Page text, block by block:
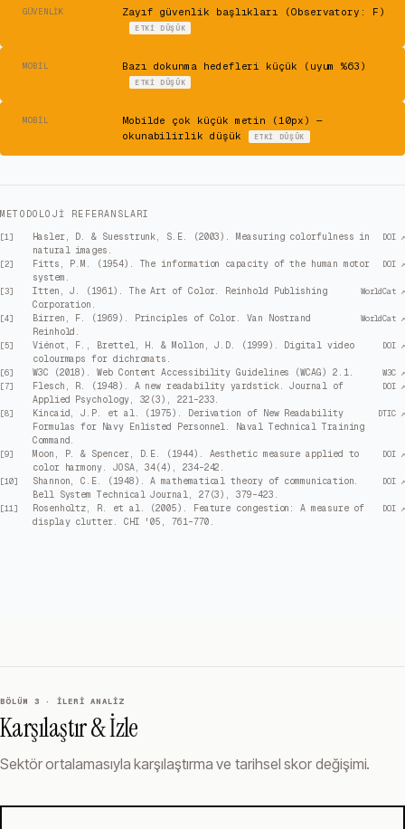
GÜVENLIK Zayıf güvenlik başlıkları (Observatory: F)
ETKI DÜŞÜK
MOBIL Bazı dokunma hedefleri küçük (uyum %63)
ETKI DÜŞÜK
MOBIL
Mobilde çok küçük metin (10px) —
okunabilirlik düşük
ETKI DÜŞÜK
METODOLOJI REFERANSLARI
[1]
Hasler, D. & Suesstrunk, S.E. (2003). Measuring colorfulness in
natural images.
DOI ↗
[2]
Fitts, P.M. (1954). The information capacity of the human motor
system.
DOI ↗
[3]
Itten, J. (1961). The Art of Color. Reinhold Publishing
Corporation.
WorldCat ↗
[4]
Birren, F. (1969). Principles of Color. Van Nostrand
Reinhold.
WorldCat ↗
[5]
Viénot, F., Brettel, H. & Mollon, J.D. (1999). Digital video
colourmaps for dichromats.
DOI ↗
[6] W3C (2018). Web Content Accessibility Guidelines (WCAG) 2.1.
W3C ↗
[7]
Flesch, R. (1948). A new readability yardstick. Journal of
Applied Psychology, 32(3), 221–233.
DOI ↗
[8]
Kincaid, J.P. et al. (1975). Derivation of New Readability
Formulas for Navy Enlisted Personnel. Naval Technical Training
Command.
DTIC ↗
[9]
Moon, P. & Spencer, D.E. (1944). Aesthetic measure applied to
color harmony. JOSA, 34(4), 234–242.
DOI ↗
[10]
Shannon, C.E. (1948). A mathematical theory of communication.
Bell System Technical Journal, 27(3), 379–423.
DOI ↗
[11]
Rosenholtz, R. et al. (2005). Feature congestion: A measure of
display clutter. CHI '05, 761–770.
DOI ↗
BÖLÜM 3 · İLERI ANALIZ
Karşılaştır & İzle
Sektör ortalamasıyla karşılaştırma ve tarihsel skor değişimi.